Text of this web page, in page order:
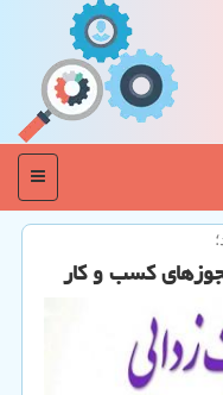
منو
كسب و كار